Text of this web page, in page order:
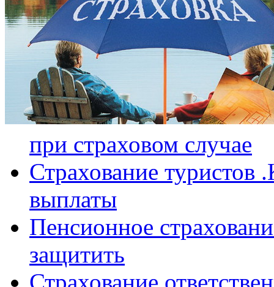
при страховом случае
Страхование туристов
выплаты
Пенсионное
защитить
Страхование